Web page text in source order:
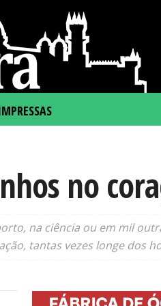
no
na ciência ou em mil
tantas vezes longe dos